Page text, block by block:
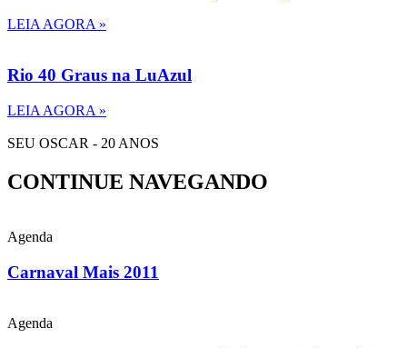
LEIA AGORA »
Rio 40 Graus na LuAzul
LEIA AGORA »
SEU OSCAR - 20 ANOS
CONTINUE NAVEGANDO
Agenda
Carnaval Mais 2011
Agenda